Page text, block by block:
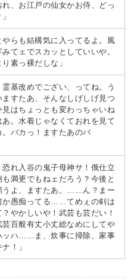
れ、お江戸の仙女かお侍、どっ
やらも結構気に入ってるよ。風
てェでスカッとしていいや。
素っ裸だしな」
霊基改めでござい、ってね。う
ますたあ、そんなしげしげ見つ
はちょっとも変わっちゃいね
。水着じゃなくておれを見て
バカっ！ますたあのバ
恐れ入谷の鬼子母神サ！俄仕立
満更でもねェだろう？今後と
うよ、ますたあ。……ん？まー
か愚痴ってる……てめぇの剣は
やかしいや！武芸も芸だい！
芸百般有丈小丈総なめにしてや
ッハ……ま、炊事に掃除、家事
！」